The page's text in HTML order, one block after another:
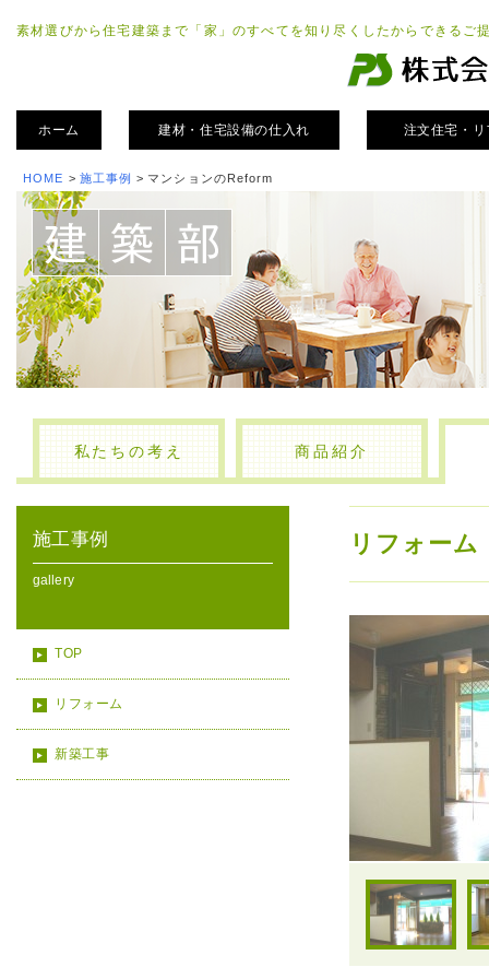
素材選びから住宅建築まで「家」のすべてを知り尽くしたからできるご
ホーム 建材・住宅設備の仕入れ 注文住宅・
HOME > 施工事例 > マンションのReform
私たちの考え 商品紹介
施工事例
gallery
TOP
リフォーム
新築工事
リフォーム